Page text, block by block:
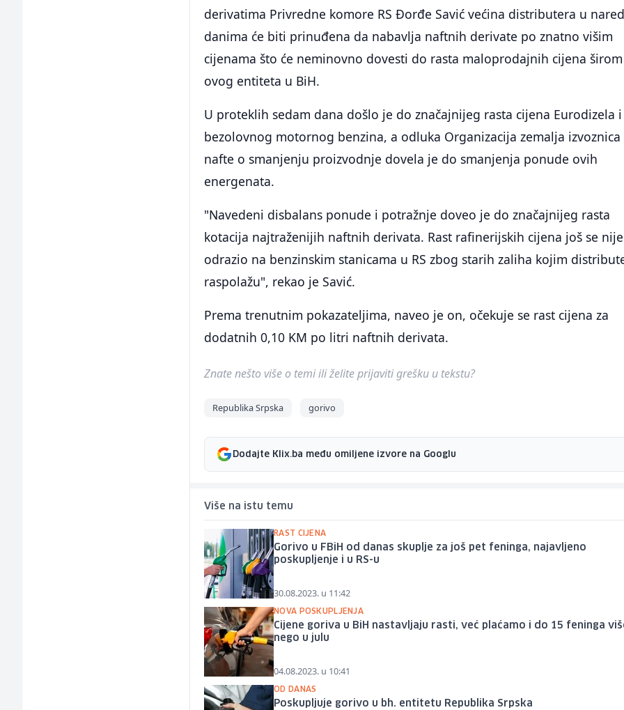
derivatima Privredne komore RS Đorđe Savić većina distributera u
danima će biti prinuđena da nabavlja naftnih derivate po znatno višim
cijenama što će neminovno dovesti do rasta maloprodajnih cijena širom
ovog entiteta u BiH.
U proteklih sedam dana došlo je do značajnijeg rasta cijena Eurodizela i
bezolovnog motornog benzina, a odluka Organizacija zemalja izvoznica
nafte o smanjenju proizvodnje dovela je do smanjenja ponude ovih
energenata.
"Navedeni disbalans ponude i potražnje doveo je do značajnijeg rasta
kotacija najtraženijih naftnih derivata. Rast rafinerijskih cijena još se nije
odrazio na benzinskim stanicama u RS zbog starih zaliha kojim
raspolažu", rekao je Savić.
Prema trenutnim pokazateljima, naveo je on, očekuje se rast cijena za
dodatnih 0,10 KM po litri naftnih derivata.
Znate nešto više o temi ili želite prijaviti grešku u tekstu?
Republika Srpska gorivo
Dodajte Klix.ba među omiljene izvore na Googlu
Više na istu temu
RAST CIJENA
Gorivo u FBiH od danas skuplje za još pet feninga, najavljeno
poskupljenje i u RS-u
30.08.2023. u 11:42
NOVA POSKUPLJENJA
Cijene goriva u BiH nastavljaju rasti, već plaćamo i do 15 feninga
nego u julu
04.08.2023. u 10:41
OD DANAS
Poskupljuje gorivo u bh. entitetu Republika Srpska